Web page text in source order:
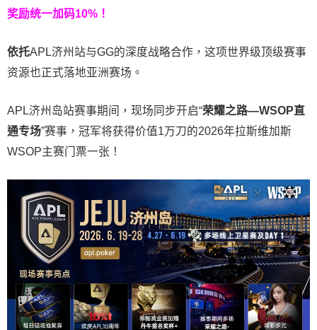
奖励统一加码10% ！
依托APL济州站与GG的深度战略合作，这项世界级顶级赛事
资源也正式落地亚洲赛场。
APL济州岛站赛事期间，现场同步开启“荣耀之路—WSOP直
通专场”赛事，冠军将获得价值1万刀的2026年拉斯维加斯
WSOP主赛门票一张！